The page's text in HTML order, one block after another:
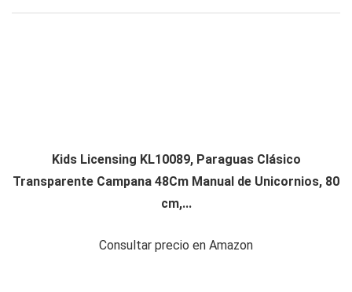
Kids Licensing KL10089, Paraguas Clásico
Transparente Campana 48Cm Manual de Unicornios, 80
cm,...
Consultar precio en Amazon